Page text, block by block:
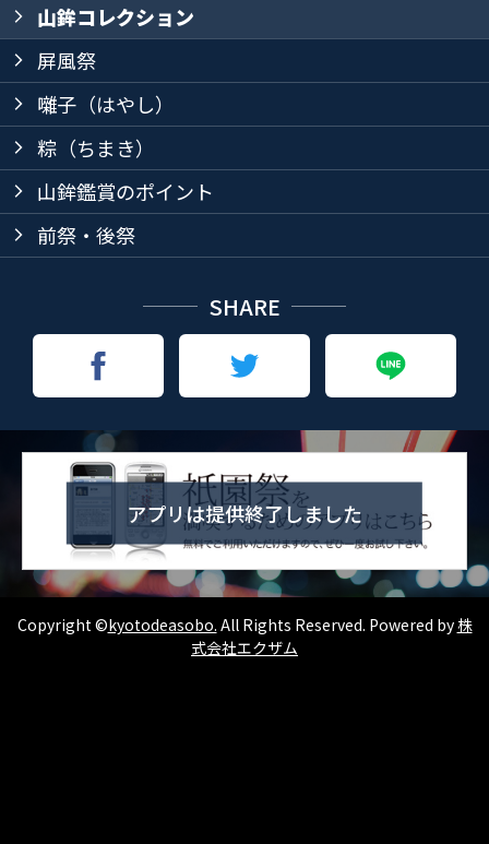
arrow_forward_ios 山鉾コレクション
arrow_forward_ios 屏風祭
arrow_forward_ios 囃子（はやし）
arrow_forward_ios 粽（ちまき）
arrow_forward_ios 山鉾鑑賞のポイント
arrow_forward_ios 前祭・後祭
SHARE
アプリは提供終了しました
Copyright ©kyotodeasobo. All Rights Reserved. Powered by株
式会社エクザム